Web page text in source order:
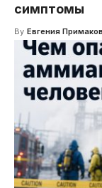
симптомы
By Евгения